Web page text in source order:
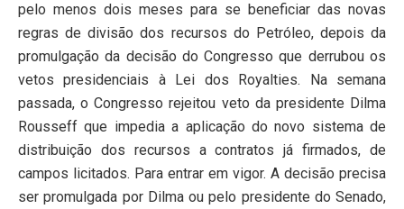
pelo menos dois meses para se beneficiar das novas
regras de divisão dos recursos do Petróleo, depois da
promulgação da decisão do Congresso que derrubou os
vetos presidenciais à Lei dos Royalties. Na semana
passada, o Congresso rejeitou veto da presidente Dilma
Rousseff que impedia a aplicação do novo sistema de
distribuição dos recursos a contratos já firmados, de
campos licitados. Para entrar em vigor. A decisão precisa
ser promulgada por Dilma ou pelo presidente do Senado,